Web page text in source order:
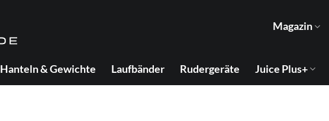
Magazin
Hanteln & Gewichte Laufbänder Rudergeräte Juice Plus+